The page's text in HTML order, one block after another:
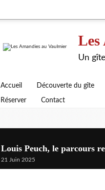
Les
Un
Accueil Découverte du gîte
Réserver Contact
Louis Peuch, le parcours
21 Juin 2025